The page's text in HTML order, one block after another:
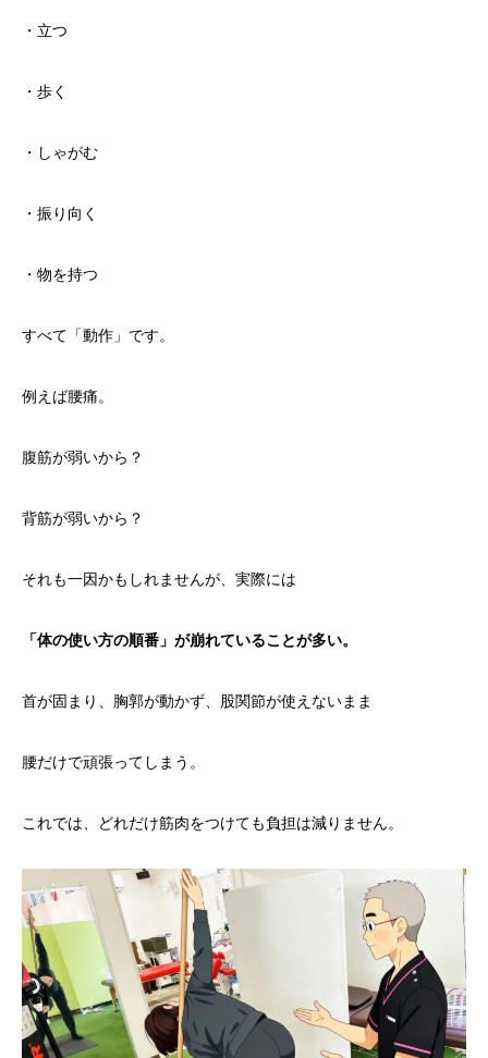
・立つ
・歩く
・しゃがむ
・振り向く
・物を持つ
すべて「動作」です。
例えば腰痛。
腹筋が弱いから？
背筋が弱いから？
それも一因かもしれませんが、実際には
「体の使い方の順番」が崩れていることが多い。
首が固まり、胸郭が動かず、股関節が使えないまま
腰だけで頑張ってしまう。
これでは、どれだけ筋肉をつけても負担は減りません。